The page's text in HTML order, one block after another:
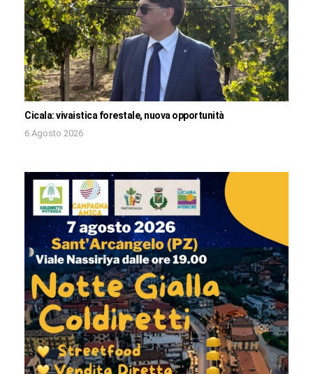
Cicala: vivaistica forestale, nuova opportunità
6 Agosto 2026